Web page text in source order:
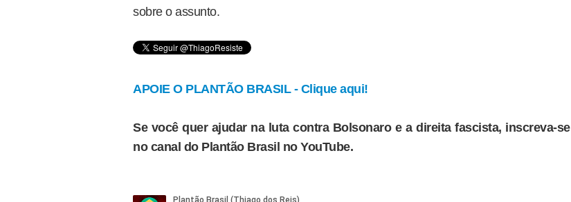
sobre o assunto.
APOIE O PLANTÃO BRASIL - Clique aqui!
Se você quer ajudar na luta contra Bolsonaro e a direita fascista, inscreva-se
no canal do Plantão Brasil no YouTube.